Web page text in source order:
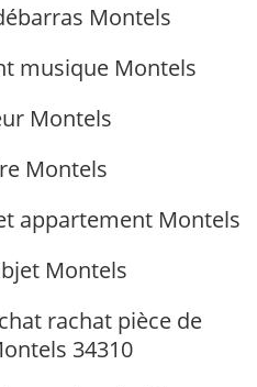
Montels
musique Montels
Montels
Montels
appartement Montels
Montels
rachat pièce de
34310